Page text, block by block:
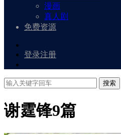
漫画
真人剧
免费资源
登录注册
搜索
谢霆锋9篇